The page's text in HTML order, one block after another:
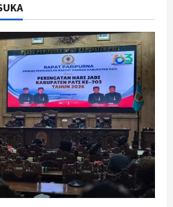
Cagar Budaya RSUD Soewondo Jadi
Sorotan, Hasil Kajian Tim Provinsi
Segera Keluar
Agustus 7, 2026
Nasional
Kembangkan Sepatu Murah
Rp75 Ribu untuk Sekolah
Agustus 7, 2026